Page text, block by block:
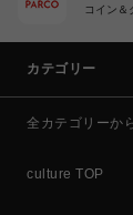
コイン＆
カテゴリー
全カテゴリーか
culture TOP